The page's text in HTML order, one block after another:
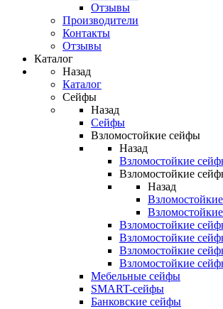
Отзывы
Производители
Контакты
Отзывы
Каталог
Назад
Каталог
Сейфы
Назад
Сейфы
Взломостойкие сейфы
Назад
Взломостойкие
Взломостойкие
Назад
Взломостойкие
Взломостойкие
Взломостойкие
Взломостойкие
Мебельные сейфы
SMART-сейфы
Банковские сейфы